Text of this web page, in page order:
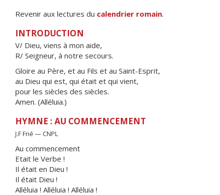
Revenir aux lectures du calendrier romain.
INTRODUCTION
V/ Dieu, viens à mon aide,
R/ Seigneur, à notre secours.
Gloire au Père, et au Fils et au Saint-Esprit,
au Dieu qui est, qui était et qui vient,
pour les siècles des siècles.
Amen. (Alléluia.)
HYMNE : AU COMMENCEMENT
J.F Frié — CNPL
Au commencement
Etait le Verbe !
Il était en Dieu !
Il était Dieu !
Alléluia ! Alléluia ! Alléluia !